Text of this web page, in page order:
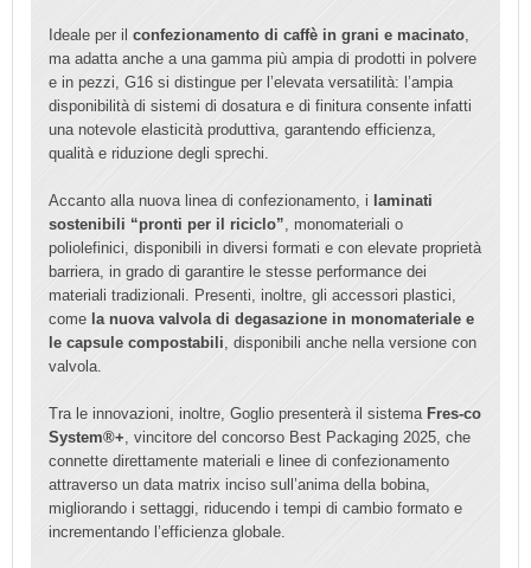
Ideale per il confezionamento di caffè in grani e macinato
ma adatta anche a una gamma più ampia di prodotti in polvere
e in pezzi, G16 si distingue per l’elevata versatilità: l’ampia
disponibilità di sistemi di dosatura e di finitura consente infatti
una notevole elasticità produttiva, garantendo efficienza,
qualità e riduzione degli sprechi.
Accanto alla nuova linea di confezionamento, i laminati
sostenibili “pronti per il riciclo” , monomateriali o
poliolefinici, disponibili in diversi formati e con elevate proprietà
barriera, in grado di garantire le stesse performance dei
materiali tradizionali. Presenti, inoltre, gli accessori plastici,
come la nuova valvola di degasazione in monomateriale e
le capsule compostabili , disponibili anche nella versione con
valvola.
Tra le innovazioni, inoltre, Goglio presenterà il sistema Fres-co
System®+ , vincitore del concorso Best Packaging 2025, che
connette direttamente materiali e linee di confezionamento
attraverso un data matrix inciso sull’anima della bobina,
migliorando i settaggi, riducendo i tempi di cambio formato e
incrementando l’efficienza globale.